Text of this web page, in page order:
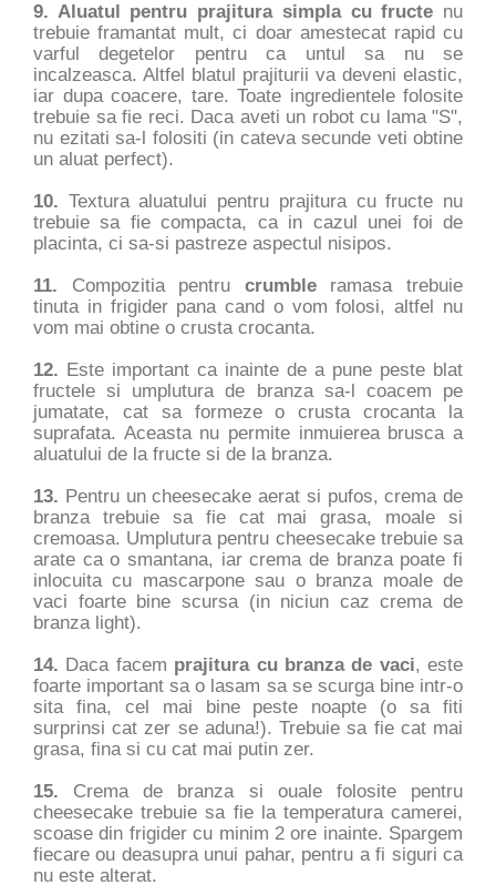
9. Aluatul pentru prajitura simpla cu fructe nu
trebuie framantat mult, ci doar amestecat rapid cu
varful degetelor pentru ca untul sa nu se
incalzeasca. Altfel blatul prajiturii va deveni elastic,
iar dupa coacere, tare. Toate ingredientele folosite
trebuie sa fie reci. Daca aveti un robot cu lama "S",
nu ezitati sa-l folositi (in cateva secunde veti obtine
un aluat perfect).
10. Textura aluatului pentru prajitura cu fructe nu
trebuie sa fie compacta, ca in cazul unei foi de
placinta, ci sa-si pastreze aspectul nisipos.
11. Compozitia pentru crumbleramasa trebuie
tinuta in frigider pana cand o vom folosi, altfel nu
vom mai obtine o crusta crocanta.
12. Este important ca inainte de a pune peste blat
fructele si umplutura de branza sa-l coacem pe
jumatate, cat sa formeze o crusta crocanta la
suprafata. Aceasta nu permite inmuierea brusca a
aluatului de la fructe si de la branza.
13. Pentru un cheesecake aerat si pufos, crema de
branza trebuie sa fie cat mai grasa, moale si
cremoasa. Umplutura pentru cheesecake trebuie sa
arate ca o smantana, iar crema de branza poate fi
inlocuita cu mascarpone sau o branza moale de
vaci foarte bine scursa (in niciun caz crema de
branza light).
14. Daca facem prajitura cu branza de vaci, este
foarte important sa o lasam sa se scurga bine intr-o
sita fina, cel mai bine peste noapte (o sa fiti
surprinsi cat zer se aduna!). Trebuie sa fie cat mai
grasa, fina si cu cat mai putin zer.
15. Crema de branza si ouale folosite pentru
cheesecake trebuie sa fie la temperatura camerei,
scoase din frigider cu minim 2 ore inainte. Spargem
fiecare ou deasupra unui pahar, pentru a fi siguri ca
nu este alterat.